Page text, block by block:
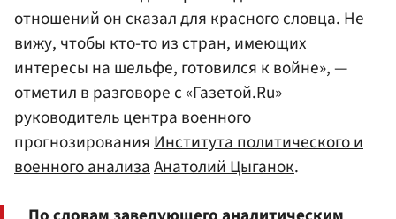
отношений он сказал для красного словца. Не
вижу, чтобы кто-то из стран, имеющих
интересы на шельфе, готовился к войне», —
отметил в разговоре с «Газетой.Ru»
руководитель центра военного
прогнозированияИнститута политического и
военного анализаАнатолий Цыганок.